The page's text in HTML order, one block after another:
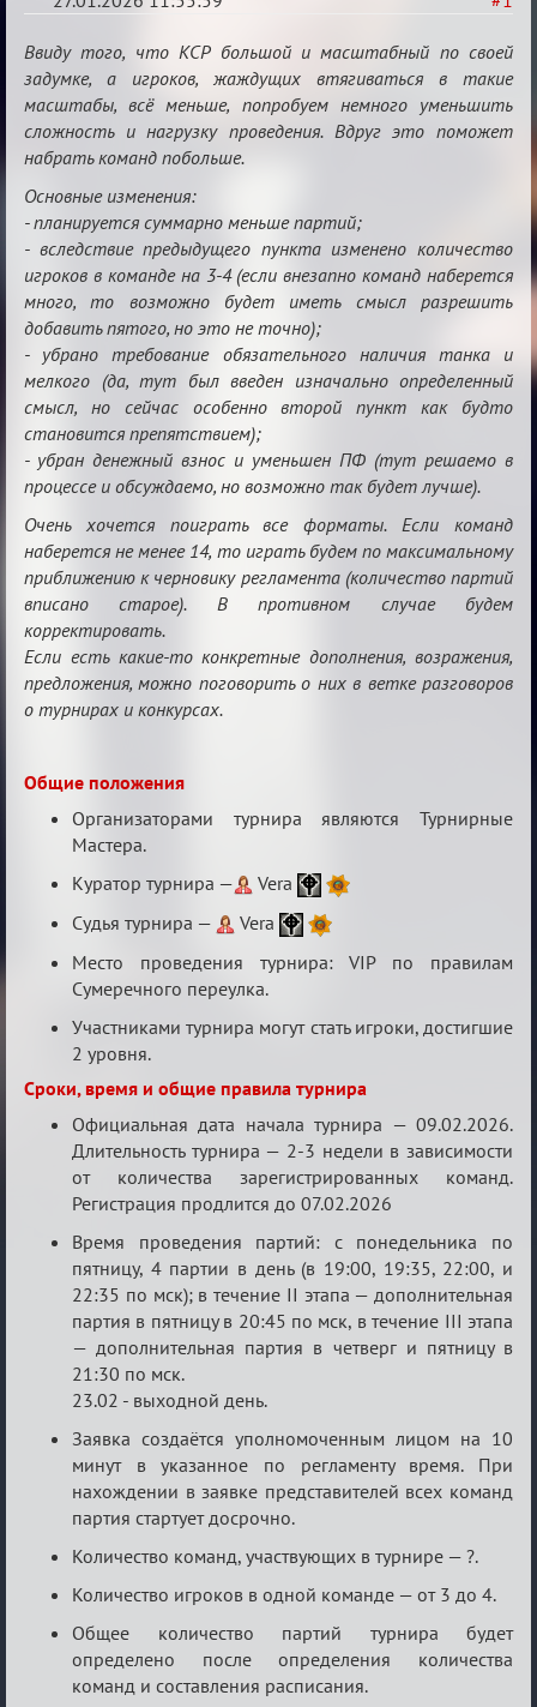
XV
Кубок
сумеречных
разборок
Ввиду того, что КСР большой и масштабный по своей
задумке, а игроков, жаждущих втягиваться в такие
масштабы, всё меньше, попробуем немного уменьшить
сложность и нагрузку проведения. Вдруг это поможет
набрать команд побольше.
Основные изменения:
- планируется суммарно меньше партий;
- вследствие предыдущего пункта изменено количество
игроков в команде на 3-4 (если внезапно команд наберется
много, то возможно будет иметь смысл разрешить
добавить пятого, но это не точно);
- убрано требование обязательного наличия танка и
мелкого (да, тут был введен изначально определенный
смысл, но сейчас особенно второй пункт как будто
становится препятствием);
- убран денежный взнос и уменьшен ПФ (тут решаемо в
процессе и обсуждаемо, но возможно так будет лучше).
Очень хочется поиграть все форматы. Если команд
наберется не менее 14, то играть будем по максимальному
приближению к черновику регламента (количество партий
вписано старое). В противном случае будем
корректировать.
Если есть какие-то конкретные дополнения, возражения,
предложения, можно поговорить о них в ветке разговоров
о турнирах и конкурсах.
Общие положения
Организаторами турнира являются Турнирные
Мастера.
Куратор турнира —
Vera
Судья турнира —
Vera
Место проведения турнира: VIP по правилам
Сумеречного переулка.
Участниками турнира могут стать игроки, достигшие
2 уровня.
Сроки, время и общие правила турнира
Официальная дата начала турнира — 09.02.2026.
Длительность турнира — 2-3 недели в зависимости
от количества зарегистрированных команд.
Регистрация продлится до 07.02.2026
Время проведения партий: с понедельника по
пятницу, 4 партии в день (в 19:00, 19:35, 22:00, и
22:35 по мск); в течение II этапа — дополнительная
партия в пятницу в 20:45 по мск, в течение III этапа
— дополнительная партия в четверг и пятницу в
21:30 по мск.
23.02 - выходной день.
Заявка создаётся уполномоченным лицом на 10
минут в указанное по регламенту время. При
нахождении в заявке представителей всех команд
партия стартует досрочно.
Количество команд, участвующих в турнире — ?.
Количество игроков в одной команде — от 3 до 4.
Общее количество партий турнира будет
определено после определения количества
команд и составления расписания.